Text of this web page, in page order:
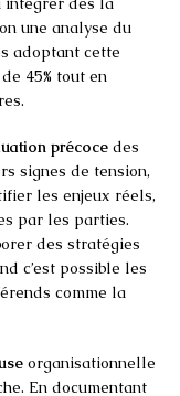
une analyse du
adoptant cette
45% tout en
précoce des
signes de tension,
les enjeux réels,
par les parties.
des stratégies
c’est possible les
comme la
organisationnelle
En documentant